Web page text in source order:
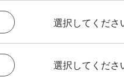
選択してくださ
選択してくださ